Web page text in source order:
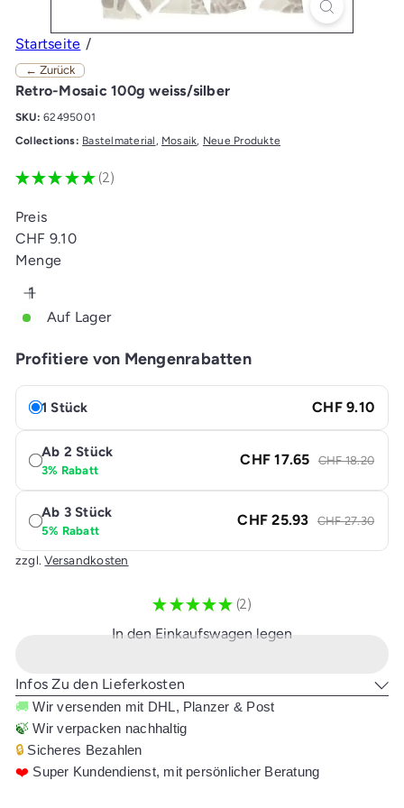
Startseite
← Zurück
Retro-Mosaic 100g weiss/silber
SKU: 62495001
Collections: Bastelmaterial , Mosaik, Neue Produkte
★ ★ ★ ★ ★ 2
2
Preis
Normaler
Preis
CHF 9.10
Menge
Auf Lager
Profitiere von Mengenrabatten
1 Stück CHF 9.10
Ab 2 Stück
3% Rabatt
CHF 17.65 CHF 18.20
Ab 3 Stück
5% Rabatt
CHF 25.93 CHF 27.30
zzgl.Versandkosten
★ ★ ★ ★ ★ 2
2
In den Einkaufswagen legen
Infos Zu den Lieferkosten
🚚 Wir versenden mit DHL, Planzer & Post
🍃 Wir verpacken nachhaltig
🔒 Sicheres Bezahlen
❤️ Super Kundendienst, mit persönlicher Beratung